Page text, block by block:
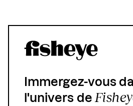
Immergez-vous
l'univers de